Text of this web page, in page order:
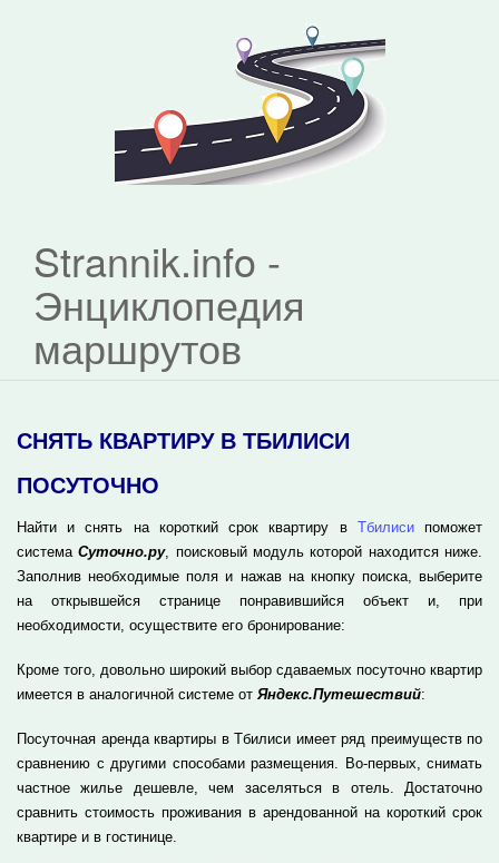
Strannik.info -
Энциклопедия
маршрутов
СНЯТЬ КВАРТИРУ В ТБИЛИСИ
ПОСУТОЧНО
Найти и снять на короткий срок квартиру в Тбилисипоможет
системаСуточно.ру, поисковый модуль которой находится ниже.
Заполнив необходимые поля и нажав на кнопку поиска, выберите
на открывшейся странице понравившийся объект и, при
необходимости, осуществите его бронирование:
Кроме того, довольно широкий выбор сдаваемых посуточно квартир
имеется в аналогичной системе от Яндекс.Путешествий:
Посуточная аренда квартиры в Тбилиси имеет ряд преимуществ по
сравнению с другими способами размещения. Во-первых, снимать
частное жилье дешевле, чем заселяться в отель. Достаточно
сравнить стоимость проживания в арендованной на короткий срок
квартире и в гостинице.